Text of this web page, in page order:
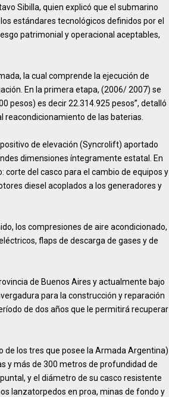
Sibilla, quien explicó que el submarino
estándares tecnológicos definidos por el
patrimonial y operacional aceptables,
la cual comprende la ejecución de
En la primera etapa, (2006/ 2007) se
pesos) es decir 22.314.925 pesos”, detalló
reacondicionamiento de las baterias.
de elevación (Syncrolift) aportado
dimensiones íntegramente estatal. En
corte del casco para el cambio de equipos y
diesel acoplados a los generadores y
los compresiones de aire acondicionado,
flaps de descarga de gases y de
de Buenos Aires y actualmente bajo
para la construcción y reparación
de dos años que le permitirá recuperar
de los tres que posee la Armada Argentina)
y más de 300 metros de profundidad de
y el diámetro de su casco resistente
lanzatorpedos en proa, minas de fondo y